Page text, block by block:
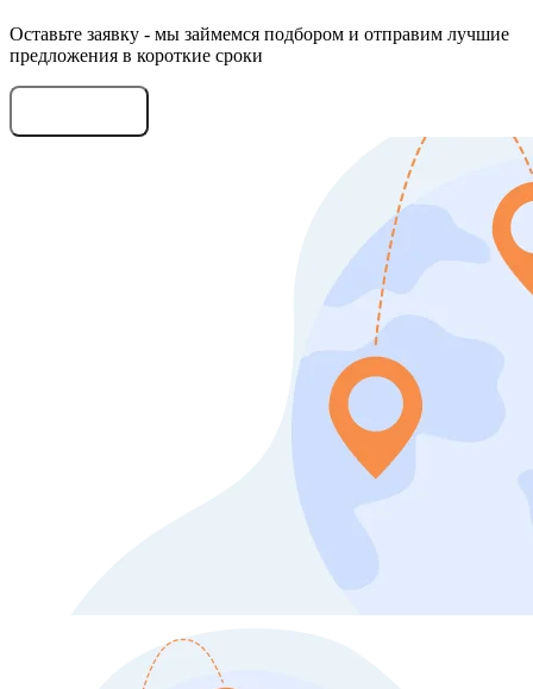
Оставьте заявку - мы займемся подбором и отправим лучшие
предложения в короткие сроки